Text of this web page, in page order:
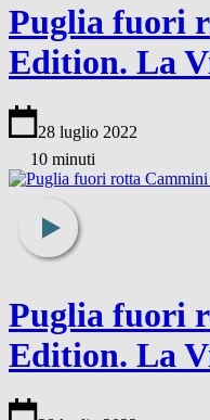
Puglia fuori
Edition. La
28 luglio 2022
10 minuti
Puglia fuori
Edition. La